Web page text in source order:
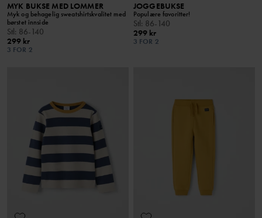
MYK BUKSE MED LOMMER
Myk og behagelig sweatshirtskvalitet med
børstet innside
Stl: 86-140
299 kr
3 FOR 2
JOGGEBUKSE
Populære favoritter!
Stl: 86-140
299 kr
3 FOR 2